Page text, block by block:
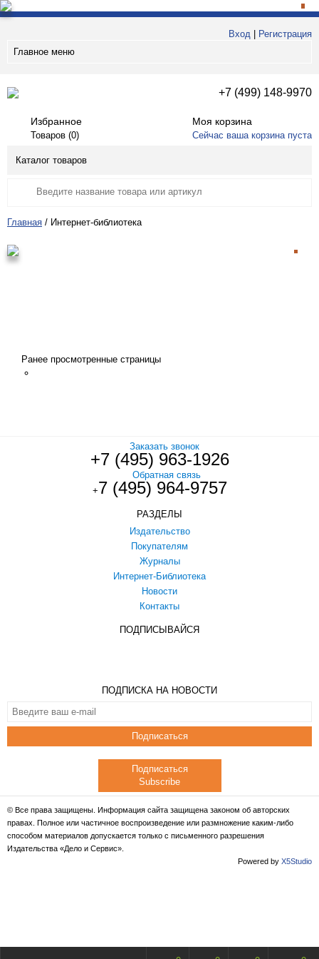
Вход
Регистрация
Главное меню
+7 (499) 148-9970
Избранное
Товаров (0)
Моя корзина
Сейчас ваша корзина пуста
Каталог товаров
Главная / Интернет-библиотека
Ранее просмотренные страницы
Заказать звонок
+7 (495) 963-1926
Обратная связь
+7 (495) 964-9757
РАЗДЕЛЫ
Издательство
Покупателям
Журналы
Интернет-Библиотека
Новости
Контакты
ПОДПИСЫВАЙСЯ
ПОДПИСКА НА НОВОСТИ
Подписаться
Подписаться
Subscribe
© Все права защищены. Информация сайта защищена законом об авторских
правах. Полное или частичное воспроизведение или размножение каким-либо
способом материалов допускается только с письменного разрешения
Издательства «Дело и Сервис».
Powered by X5Studio